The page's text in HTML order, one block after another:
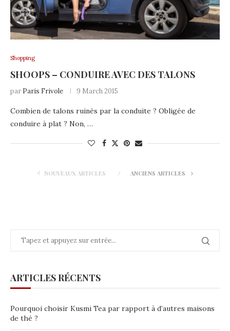
Shopping
SHOOPS – CONDUIRE AVEC DES TALONS
par Paris Frivole 9 March 2015
Combien de talons ruinés par la conduite ? Obligée de
conduire à plat ? Non, …
NOUVEAUX ARTICLES ANCIENS ARTICLES
ARTICLES RÉCENTS
Pourquoi choisir Kusmi Tea par rapport à d’autres maisons
de thé ?